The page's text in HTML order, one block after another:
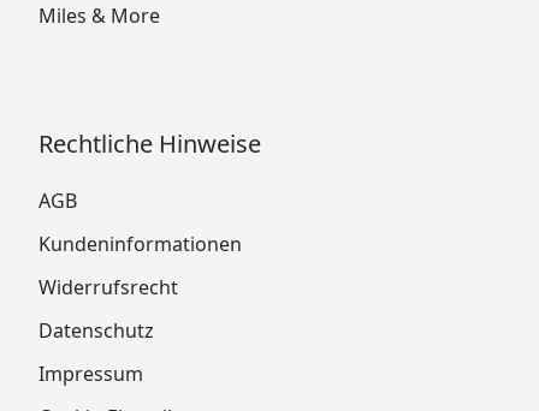
Miles & More
Rechtliche Hinweise
AGB
Kundeninformationen
Widerrufsrecht
Datenschutz
Impressum